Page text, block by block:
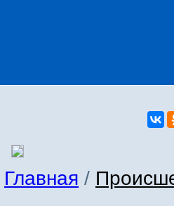
Главная /